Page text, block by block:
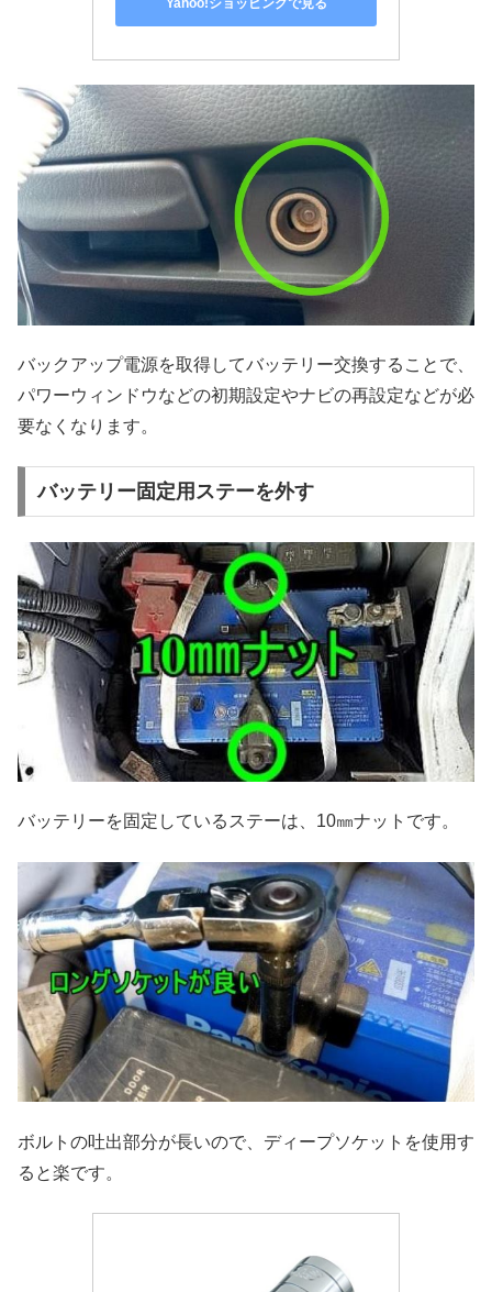
Yahoo!ショッピングで見る
バックアップ電源を取得してバッテリー交換することで、
パワーウィンドウなどの初期設定やナビの再設定などが必
要なくなります。
バッテリー固定用ステーを外す
バッテリーを固定しているステーは、10㎜ナットです。
ボルトの吐出部分が長いので、ディープソケットを使用す
ると楽です。